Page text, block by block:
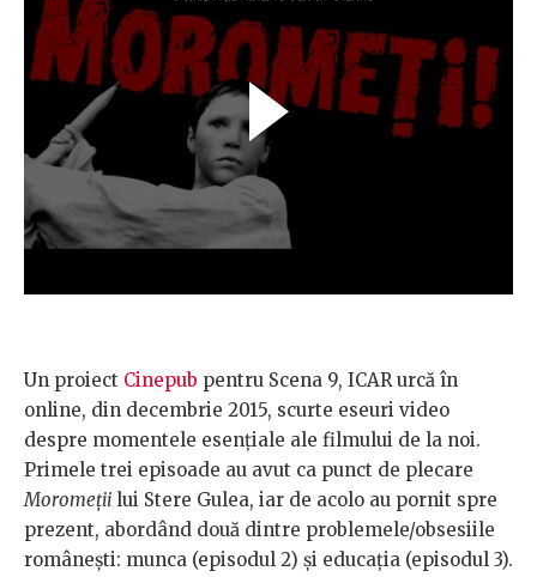
Un proiect Cinepub pentru Scena 9, ICAR urcă în
online, din decembrie 2015, scurte eseuri video
despre momentele esențiale ale filmului de la noi.
Primele trei episoade au avut ca punct de plecare
Moromeții lui Stere Gulea, iar de acolo au pornit spre
prezent, abordând două dintre problemele/obsesiile
românești: munca (episodul 2) și educația (episodul 3).